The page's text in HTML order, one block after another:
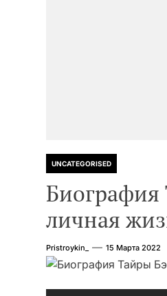
UNCATEGORISED
Биография
личная
Pristroykin_ 15 Марта 2022